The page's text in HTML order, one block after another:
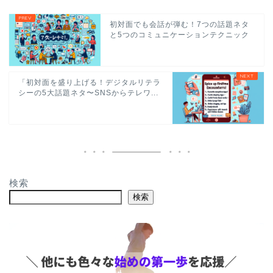
初対面でも会話が弾む！7つの話題ネタ
と5つのコミュニケーションテクニック
「初対面を盛り上げる！デジタルリテラ
シーの5大話題ネタ〜SNSからテレワ...
検索
検索